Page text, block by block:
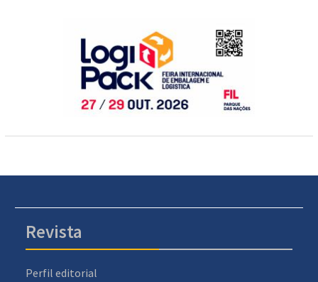
Revista
Perfil editorial